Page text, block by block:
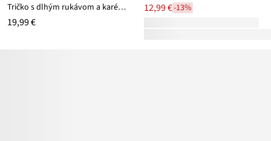
Tričko s dlhým rukávom a karé výstrihom
19,99 €
12,99 €-13%